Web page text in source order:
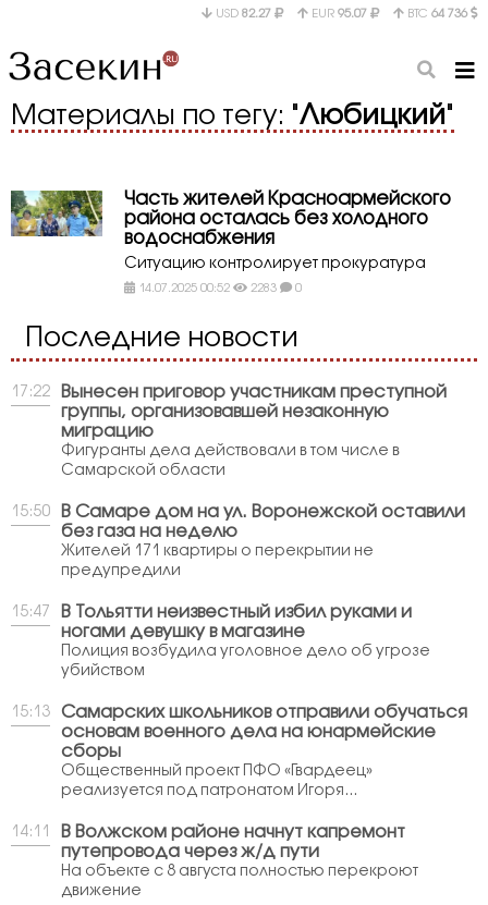
USD 82.27 EUR 95.07 BTC 64 736
Материалы по тегу: "Любицкий"
Часть жителей Красноармейского
района осталась без холодного
водоснабжения
Ситуацию контролирует прокуратура
14.07.2025 00:52 2283 0
Последние новости
17:22
Вынесен приговор участникам преступной
группы, организовавшей незаконную
миграцию
Фигуранты дела действовали в том числе в
Самарской области
15:50
В Самаре дом на ул. Воронежской оставили
без газа на неделю
Жителей 171 квартиры о перекрытии не
предупредили
15:47
В Тольятти неизвестный избил руками и
ногами девушку в магазине
Полиция возбудила уголовное дело об угрозе
убийством
15:13
Самарских школьников отправили обучаться
основам военного дела на юнармейские
сборы
Общественный проект ПФО «Гвардеец»
реализуется под патронатом Игоря...
14:11
В Волжском районе начнут капремонт
путепровода через ж/д пути
На объекте с 8 августа полностью перекроют
движение